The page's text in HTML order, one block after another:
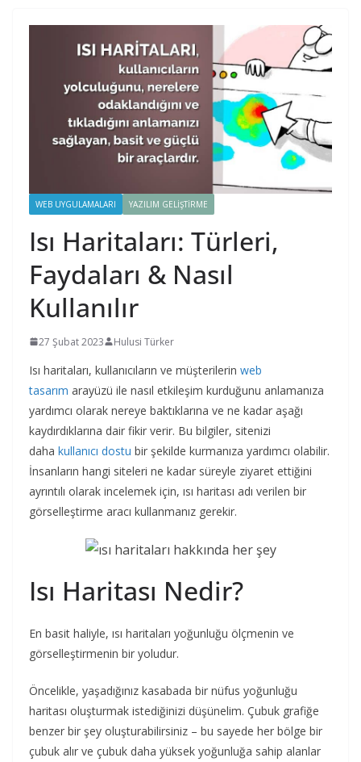
WEB UYGULAMALARI YAZILIM GELIŞTIRME
Isı Haritaları: Türleri,
Faydaları & Nasıl
Kullanılır
27 Şubat 2023 Hulusi Türker
Isı haritaları, kullanıcıların ve müşterilerin web
tasarım arayüzü ile nasıl etkileşim kurduğunu anlamanıza
yardımcı olarak nereye baktıklarına ve ne kadar aşağı
kaydırdıklarına dair fikir verir. Bu bilgiler, sitenizi
daha kullanıcı dostu bir şekilde kurmanıza yardımcı olabilir.
İnsanların hangi siteleri ne kadar süreyle ziyaret ettiğini
ayrıntılı olarak incelemek için, ısı haritası adı verilen bir
görselleştirme aracı kullanmanız gerekir.
Isı Haritası Nedir?
En basit haliyle, ısı haritaları yoğunluğu ölçmenin ve
görselleştirmenin bir yoludur.
Öncelikle, yaşadığınız kasabada bir nüfus yoğunluğu
haritası oluşturmak istediğinizi düşünelim. Çubuk grafiğe
benzer bir şey oluşturabilirsiniz – bu sayede her bölge bir
çubuk alır ve çubuk daha yüksek yoğunluğa sahip alanlar